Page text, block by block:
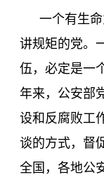
一个有生
讲规矩的党。
伍，必定是一
年来，公安部
设和反腐败工
谈的方式，督
全国，各地公